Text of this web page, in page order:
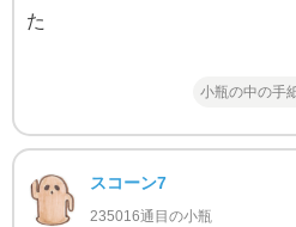
た
小瓶の中の手
スコーン7
235016通目の小瓶